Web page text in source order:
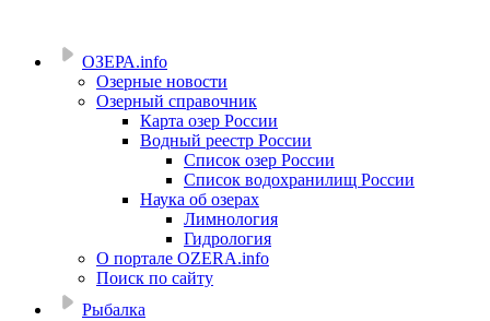
ОЗЕРА.info
Озерные новости
Озерный справочник
Карта озер России
Водный реестр России
Список озер России
Список водохранилищ России
Наука об озерах
Лимнология
Гидрология
О портале OZERA.info
Поиск по сайту
Рыбалка